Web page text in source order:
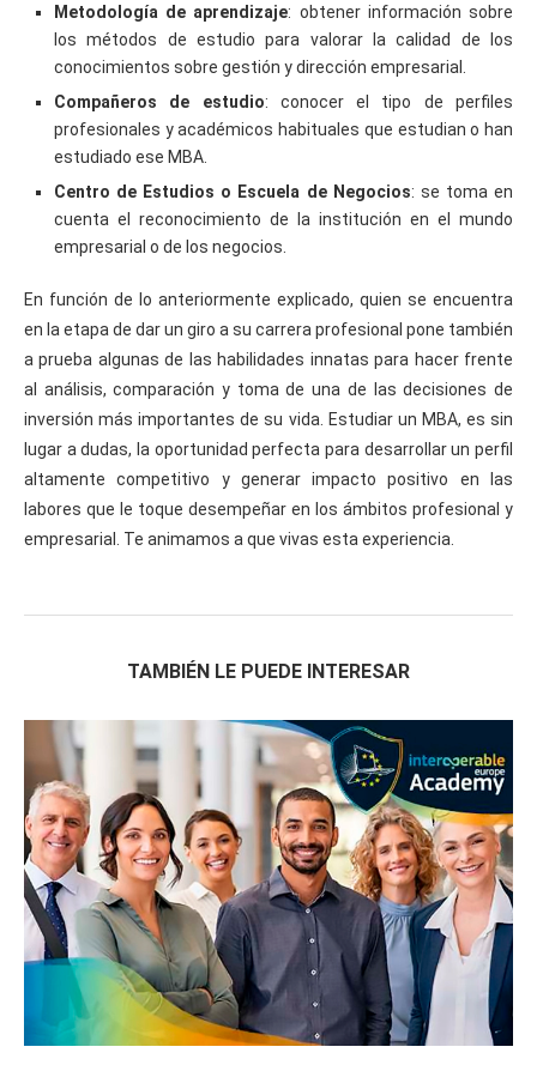
Metodología de aprendizaje: obtener información sobre
los métodos de estudio para valorar la calidad de los
conocimientos sobre gestión y dirección empresarial.
Compañeros de estudio: conocer el tipo de perfiles
profesionales y académicos habituales que estudian o han
estudiado ese MBA.
Centro de Estudios o Escuela de Negocios: se toma en
cuenta el reconocimiento de la institución en el mundo
empresarial o de los negocios.
En función de lo anteriormente explicado, quien se encuentra
en la etapa de dar un giro a su carrera profesional pone también
a prueba algunas de las habilidades innatas para hacer frente
al análisis, comparación y toma de una de las decisiones de
inversión más importantes de su vida. Estudiar un MBA, es sin
lugar a dudas, la oportunidad perfecta para desarrollar un perfil
altamente competitivo y generar impacto positivo en las
labores que le toque desempeñar en los ámbitos profesional y
empresarial. Te animamos a que vivas esta experiencia.
TAMBIÉN LE PUEDE INTERESAR